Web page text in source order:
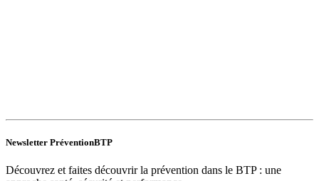
Newsletter PréventionBTP
Découvrez et faites découvrir la prévention dans le BTP : une